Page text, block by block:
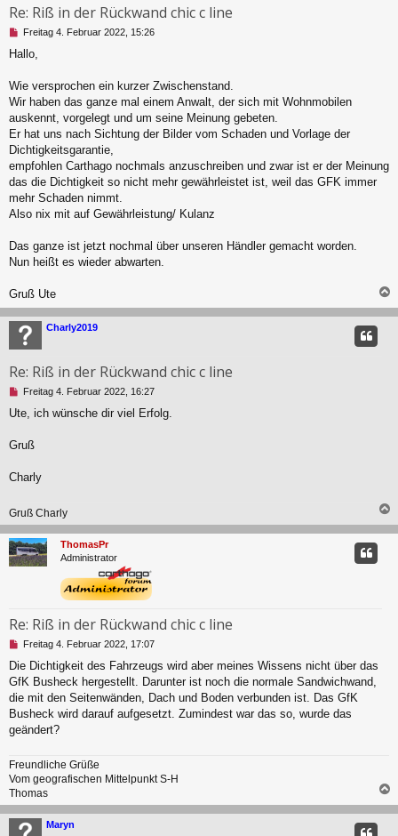
Re: Riß in der Rückwand chic c line
U
g
l
e
e
n
e
r
B
i
t
a
g
Freitag 4. Februar 2022, 15:26
Hallo,
Wie versprochen ein kurzer Zwischenstand.
Wir haben das ganze mal einem Anwalt, der sich mit Wohnmobilen
auskennt, vorgelegt und um seine Meinung gebeten.
Er hat uns nach Sichtung der Bilder vom Schaden und Vorlage der
Dichtigkeitsgarantie,
empfohlen Carthago nochmals anzuschreiben und zwar ist er der Meinung
das die Dichtigkeit so nicht mehr gewährleistet ist, weil das GFK immer
mehr Schaden nimmt.
Also nix mit auf Gewährleistung/ Kulanz
Das ganze ist jetzt nochmal über unseren Händler gemacht worden.
Nun heißt es wieder abwarten.
Gruß Ute
a
c
Charly2019
Re: Riß in der Rückwand chic c line
U
g
l
e
e
r
B
e
i
Freitag 4. Februar 2022, 16:27
Ute, ich wünsche dir viel Erfolg.
Gruß
Charly
Gruß Charly
a
c
ThomasPr
Administrator
Re: Riß in der Rückwand chic c line
U
g
e
l
e
s
e
e
r
B
e
i
t
Freitag 4. Februar 2022, 17:07
Die Dichtigkeit des Fahrzeugs wird aber meines Wissens nicht über das
GfK Busheck hergestellt. Darunter ist noch die normale Sandwichwand,
die mit den Seitenwänden, Dach und Boden verbunden ist. Das GfK
Busheck wird darauf aufgesetzt. Zumindest war das so, wurde das
geändert?
Freundliche Grüße
Vom geografischen Mittelpunkt S-H
Thomas
a
c
Maryn